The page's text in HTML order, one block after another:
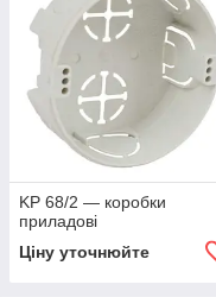
KP 68/2 — коробки
приладові
Ціну уточнюйте